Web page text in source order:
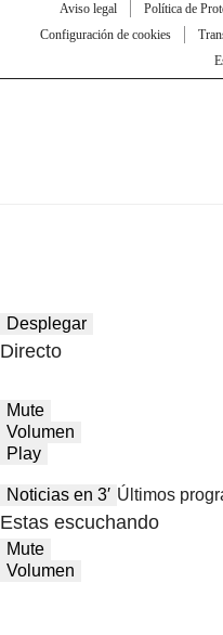
Aviso legal Política de
Configuración de cookies
Desplegar
Directo
Mute
Volumen
Play
Noticias en 3′ Últimos
Estas escuchando
Mute
Volumen